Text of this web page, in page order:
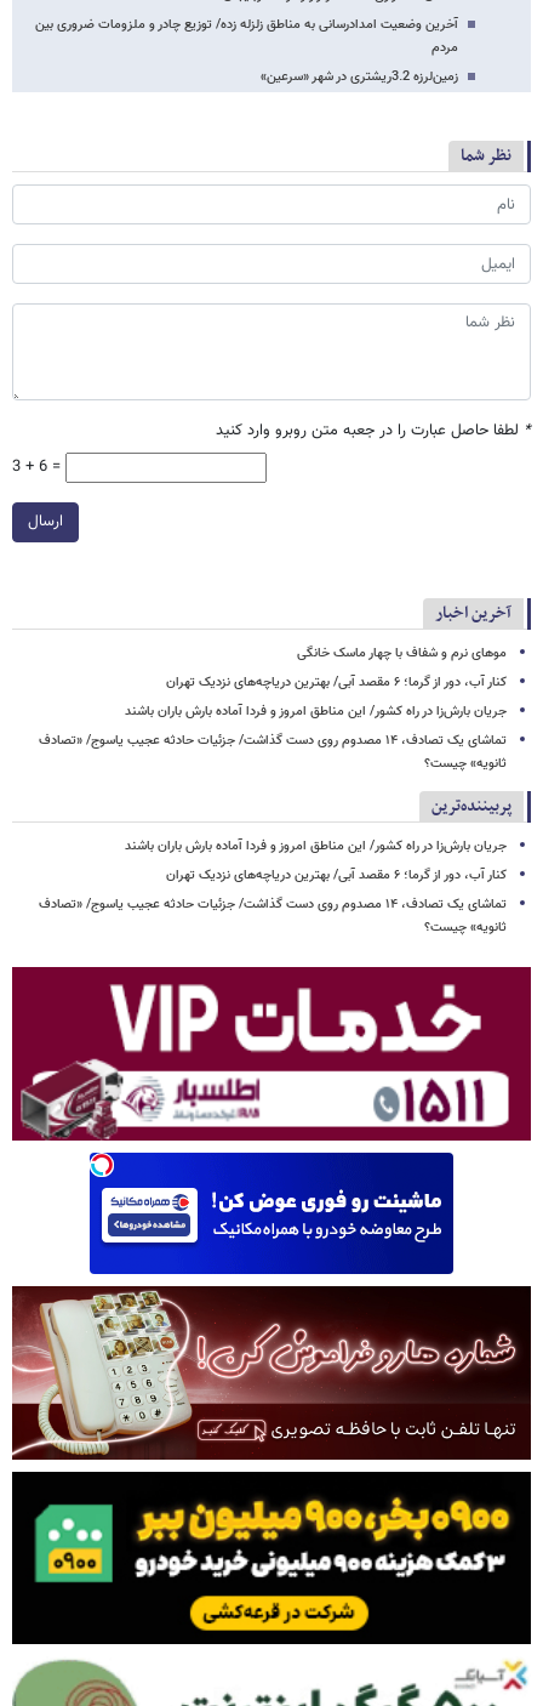
آخرین وضعیت امدادرسانی به مناطق زلزله زده/ توزیع چادر و ملزومات ضروری بین
مردم
زمین‌لرزه 3.2ریشتری در شهر «سرعین»
نظر شما
* لطفا حاصل عبارت را در جعبه متن روبرو وارد کنید
3 + 6 =
ارسال
آخرین اخبار
موهای نرم و شفاف با چهار ماسک خانگی
کنار آب، دور از گرما؛ ۶ مقصد آبی/ بهترین دریاچه‌های نزدیک تهران
جریان بارش‌زا در راه کشور/ این مناطق امروز و فردا آماده بارش باران باشند
تماشای یک تصادف، ۱۴ مصدوم روی دست گذاشت/ جزئیات حادثه عجیب یاسوج/ «تصادف
ثانویه» چیست؟
پربیننده‌ترین
جریان بارش‌زا در راه کشور/ این مناطق امروز و فردا آماده بارش باران باشند
کنار آب، دور از گرما؛ ۶ مقصد آبی/ بهترین دریاچه‌های نزدیک تهران
تماشای یک تصادف، ۱۴ مصدوم روی دست گذاشت/ جزئیات حادثه عجیب یاسوج/ «تصادف
ثانویه» چیست؟